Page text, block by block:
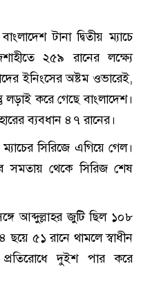
টানা দ্বিতীয় ম্যাচে
২৫৯ রানের লক্ষ্যে
ইনিংসের অষ্টম ওভারেই,
করে গেছে বাংলাদেশ।
ব্যবধান ৪৭ রানের।
সিরিজে এগিয়ে গেল।
সমতায় থেকে সিরিজ শেষ
আব্দুল্লাহর জুটি ছিল ১০৮
৫১ রানে থামলে স্বাধীন
দুইশ পার করে